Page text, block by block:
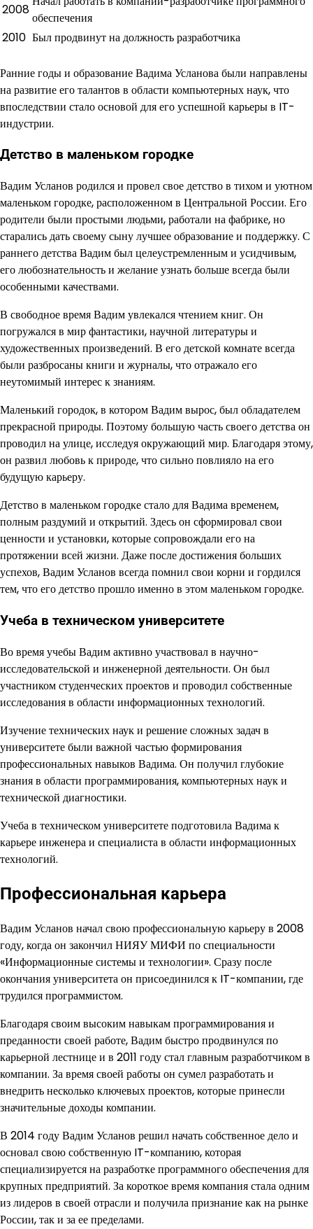
2008
обеспечения
2010 Был продвинут на должность разработчика
Ранние годы и образование Вадима Усланова были направлены
на развитие его талантов в области компьютерных наук, что
впоследствии стало основой для его успешной карьеры в IT-
индустрии.
Детство в маленьком городке
Вадим Усланов родился и провел свое детство в тихом и уютном
маленьком городке, расположенном в Центральной России. Его
родители были простыми людьми, работали на фабрике, но
старались дать своему сыну лучшее образование и поддержку. С
раннего детства Вадим был целеустремленным и усидчивым,
его любознательность и желание узнать больше всегда были
особенными качествами.
В свободное время Вадим увлекался чтением книг. Он
погружался в мир фантастики, научной литературы и
художественных произведений. В его детской комнате всегда
были разбросаны книги и журналы, что отражало его
неутомимый интерес к знаниям.
Маленький городок, в котором Вадим вырос, был обладателем
прекрасной природы. Поэтому большую часть своего детства он
проводил на улице, исследуя окружающий мир. Благодаря этому,
он развил любовь к природе, что сильно повлияло на его
будущую карьеру.
Детство в маленьком городке стало для Вадима временем,
полным раздумий и открытий. Здесь он сформировал свои
ценности и установки, которые сопровождали его на
протяжении всей жизни. Даже после достижения больших
успехов, Вадим Усланов всегда помнил свои корни и гордился
тем, что его детство прошло именно в этом маленьком городке.
Учеба в техническом университете
Во время учебы Вадим активно участвовал в научно-
исследовательской и инженерной деятельности. Он был
участником студенческих проектов и проводил собственные
исследования в области информационных технологий.
Изучение технических наук и решение сложных задач в
университете были важной частью формирования
профессиональных навыков Вадима. Он получил глубокие
знания в области программирования, компьютерных наук и
технической диагностики.
Учеба в техническом университете подготовила Вадима к
карьере инженера и специалиста в области информационных
технологий.
Профессиональная карьера
Вадим Усланов начал свою профессиональную карьеру в 2008
году, когда он закончил НИЯУ МИФИ по специальности
«Информационные системы и технологии». Сразу после
окончания университета он присоединился к IT-компании, где
трудился программистом.
Благодаря своим высоким навыкам программирования и
преданности своей работе, Вадим быстро продвинулся по
карьерной лестнице и в 2011 году стал главным разработчиком в
компании. За время своей работы он сумел разработать и
внедрить несколько ключевых проектов, которые принесли
значительные доходы компании.
В 2014 году Вадим Усланов решил начать собственное дело и
основал свою собственную IT-компанию, которая
специализируется на разработке программного обеспечения для
крупных предприятий. За короткое время компания стала одним
из лидеров в своей отрасли и получила признание как на рынке
России, так и за ее пределами.